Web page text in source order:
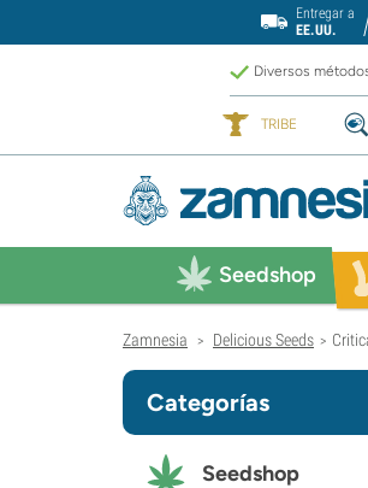
Entregar a
EE.UU.
Diversos
TRIBE
Seedshop
Zamnesia > Delicious Seeds >
Categorías
Seedshop